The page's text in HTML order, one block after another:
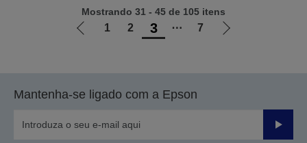
Ir
anterior
1 2 3 ⋯ 7
Ir
Mostrando 31 - 45 de 105 itens
Mantenha-se ligado com a Epson
Enviar